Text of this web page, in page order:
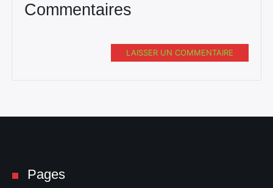
Commentaires
LAISSER UN COMMENTAIRE
Pages